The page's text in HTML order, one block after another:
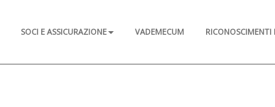
SOCI E ASSICURAZIONE VADEMECUM
RICONOSCIMENTI